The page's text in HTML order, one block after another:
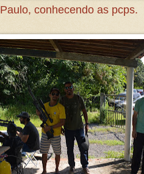
Paulo, conhecendo as pcps.